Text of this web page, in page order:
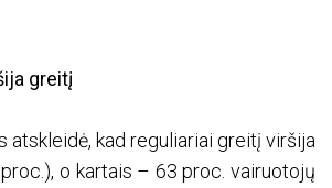
greitį
atskleidė, kad reguliariai greitį viršija
o kartais – 63 proc. vairuotojų